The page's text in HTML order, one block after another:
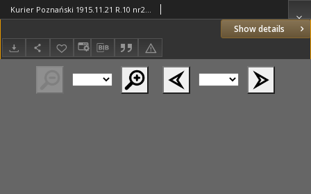
Show details
Kurier Poznański 1915.11.21 R.10 nr267